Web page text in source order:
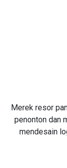
Merek resor
penonton dan
mendesain